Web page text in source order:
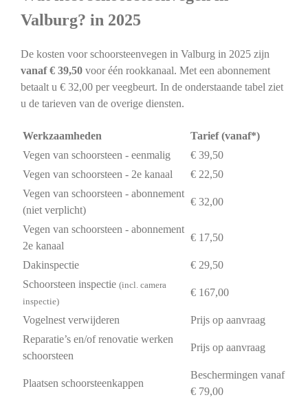
Valburg? in 2025
De kosten voor schoorsteenvegen in Valburg in 2025 zijn
vanaf € 39,50voor één rookkanaal. Met een abonnement
betaalt u € 32,00 per veegbeurt. In de onderstaande tabel ziet
u de tarieven van de overige diensten.
Werkzaamheden
Tarief (vanaf*)
Vegen van schoorsteen - eenmalig
€ 39,50
Vegen van schoorsteen - 2e kanaal
€ 22,50
Vegen van schoorsteen - abonnement
(niet verplicht)
€ 32,00
Vegen van schoorsteen - abonnement
2e kanaal
€ 17,50
Dakinspectie
€ 29,50
Schoorsteen inspectie (incl. camera
inspectie)
€ 167,00
Vogelnest verwijderen
Prijs op aanvraag
Reparatie’s en/of renovatie werken
schoorsteen
Prijs op aanvraag
Plaatsen schoorsteenkappen
Beschermingen vanaf
€ 79,00